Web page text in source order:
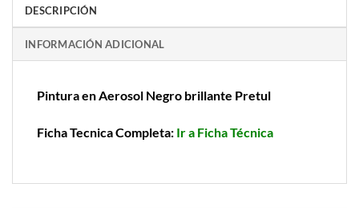
DESCRIPCIÓN
INFORMACIÓN ADICIONAL
Pintura en Aerosol Negro brillante Pretul
Ficha Tecnica Completa: Ir a Ficha Técnica